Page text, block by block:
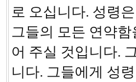
로 오십니다. 성령
그들의 모든 연약
어 주실 것입니다.
니다. 그들에게 성